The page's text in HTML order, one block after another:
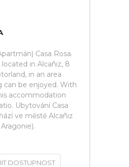
Casa Rosa.
located in Alcañiz, 8
in an area
can be enjoyed. With
accommodation
Ubytování Casa
ve městě Alcañiz
DOSTUPNOST